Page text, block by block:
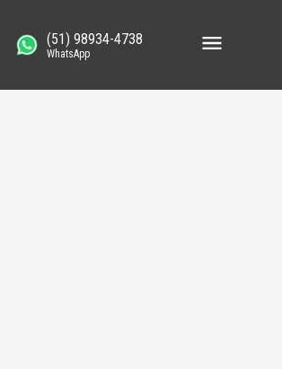
(51) 98934-4738
WhatsApp